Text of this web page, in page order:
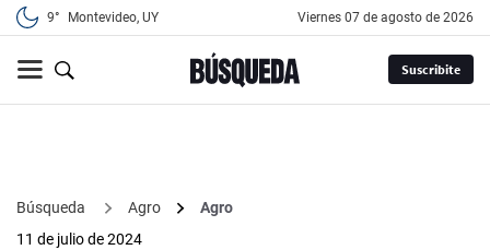
9° Montevideo, UY viernes 07 de agosto de 2026
Suscribite
Búsqueda Agro
Agro
11 de julio de 2024